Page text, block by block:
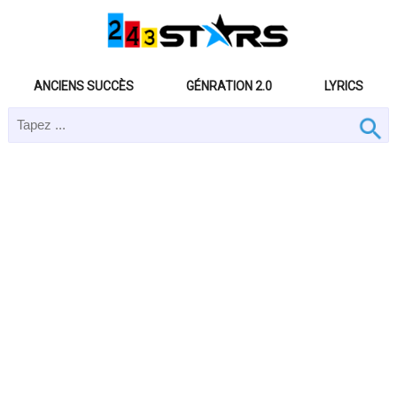
ANCIENS SUCCÈS GÉNRATION 2.0 LYRICS